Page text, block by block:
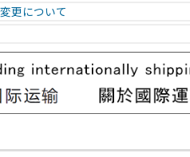
更について